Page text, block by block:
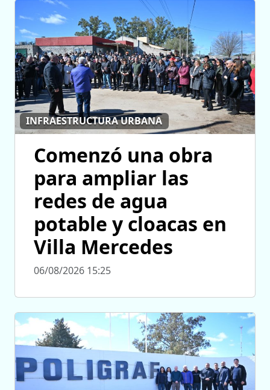
INFRAESTRUCTURA URBANA
Comenzó una obra
para ampliar las
redes de agua
potable y cloacas en
Villa Mercedes
06/08/2026 15:25